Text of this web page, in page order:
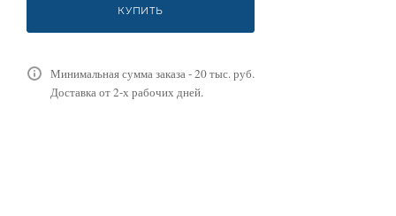
КУПИТЬ
Минимальная сумма заказа - 20 тыс. руб.
Доставка от 2-х рабочих дней.